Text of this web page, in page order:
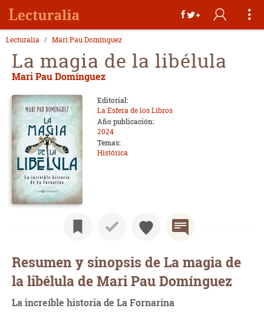
Lecturalia Mari Pau Domínguez
La magia de la libélula
Mari Pau Domínguez
Editorial:
La Esfera de los Libros
Año publicación:
2024
Temas:
Histórica
Resumen y sinopsis de La magia de
la libélula de Mari Pau Domínguez
La increíble historia de La Fornarina